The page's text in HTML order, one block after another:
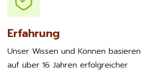
Erfahrung
Unser Wissen und Können basieren
auf über 16 Jahren erfolgreicher